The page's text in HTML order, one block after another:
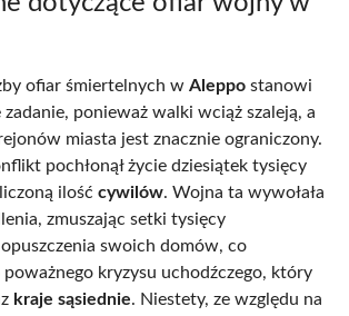
ofiar śmiertelnych w Aleppo stanowi
ponieważ walki wciąż szaleją, a
miasta jest znacznie ograniczony.
pochłonął życie dziesiątek tysięcy
ilość cywilów. Wojna ta wywołała
zmuszając setki tysięcy
swoich domów, co
kryzysu uchodźczego, który
kraje sąsiednie. Niestety, ze względu na